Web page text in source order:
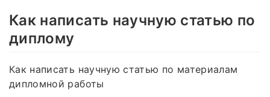
Как написать научную статью по
диплому
Как написать научную статью по материалам
дипломной работы